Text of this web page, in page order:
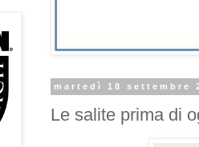
martedì 18 settembre
Le salite prima di